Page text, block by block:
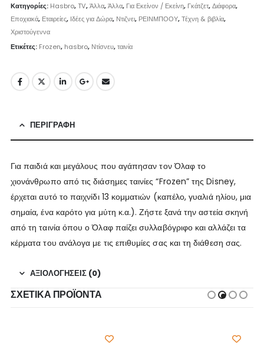
Κατηγορίες: Hasbro,TV,Άλλα,Άλλα, Για Εκείνον / Εκείνη, Γκάτζετ,Διάφορα,
Εποχιακά, Εταιρείες, Ιδέες για Δώρα, Ντιζνει, ΡΕΙΝΜΠΟΟΥ,Τέχνη & βιβλία,
Χριστούγεννα
Ετικέτες: Frozen, hasbro, Ντίσνευ,ταινία
ΠΕΡΙΓΡΑΦΉ
Για παιδιά και μεγάλους που αγάπησαν τον Όλαφ το
χιονάνθρωπο από τις διάσημες ταινίες “Frozen” της Disney,
έρχεται αυτό το παιχνίδι 13 κομματιών (καπέλο, γυαλιά ηλίου, μια
σημαία, ένα καρότο για μύτη κ.α.). Ζήστε ξανά την αστεία σκηνή
από τη ταινία όπου ο Όλαφ παίζει συλλαβόγριφο και αλλάζει τα
κέρματα του ανάλογα με τις επιθυμίες σας και τη διάθεση σας.
ΑΞΙΟΛΟΓΉΣΕΙΣ (0)
ΣΧΕΤΙΚΆ ΠΡΟΪΌΝΤΑ